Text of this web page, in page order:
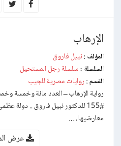
الإرهاب
المؤلف : نبيل فاروق
السلسلة : سلسلة رجل المستحيل
القسم : روايات مصرية للجيب
رواية الإرهاب – العدد مائة وخمسة
#155 للدكتور نبيل فاروق .. دولة
معارضيها ،…
عرض